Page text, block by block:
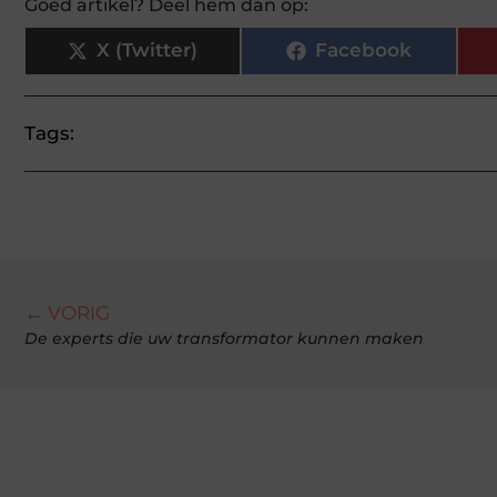
Goed artikel? Deel hem dan op:
X (Twitter) Facebook
Tags:
← VORIG
De experts die uw transformator kunnen maken